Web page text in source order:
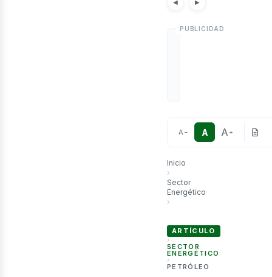
◀
Artículos Noticias por país
▶
A − A A +
Inicio
›
Sector
Energético
›
ARTÍCULO
›
SECTOR
ENERGÉTICO
›
PETRÓLEO